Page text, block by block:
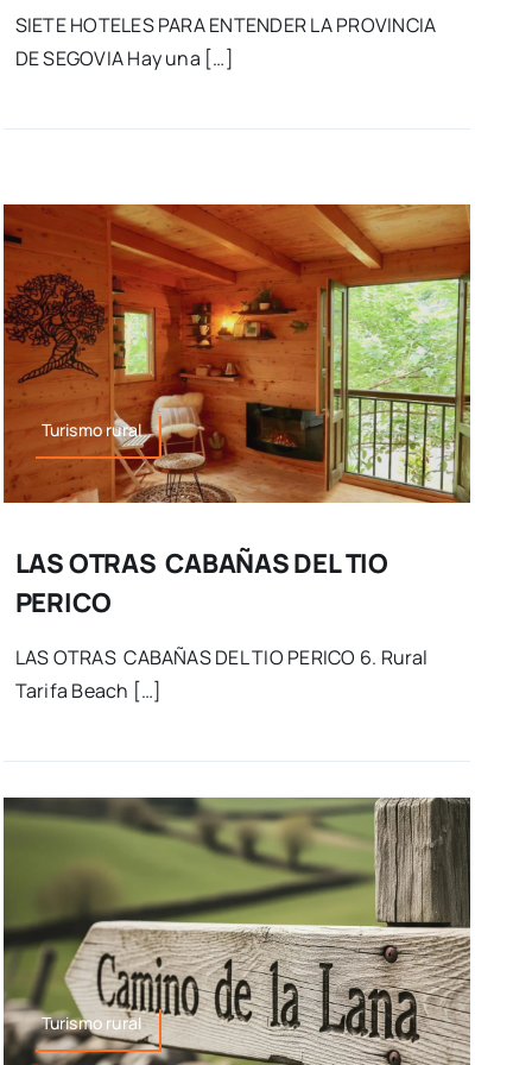
SIETE HOTELES PARA ENTENDER LA PROVINCIA
DE SEGOVIA Hay una […]
Turismo rural
LAS OTRAS CABAÑAS DEL TIO
PERICO
LAS OTRAS CABAÑAS DEL TIO PERICO 6. Rural
Tarifa Beach […]
Turismo rural